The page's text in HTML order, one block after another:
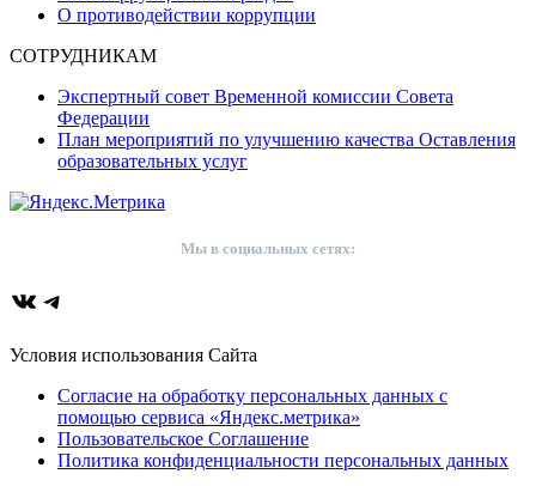
О противодействии коррупции
СОТРУДНИКАМ
Экспертный совет Временной комиссии Совета
Федерации
План мероприятий по улучшению качества Оставления
образовательных услуг
Мы в социальных сетях:
ВКонтакте
Telegram
Условия использования Сайта
Согласие на обработку персональных данных с
помощью сервиса «Яндекс.метрика»
Пользовательское Соглашение
Политика конфиденциальности персональных данных